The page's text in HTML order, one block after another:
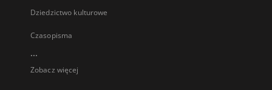
Dziedzictwo kulturowe
Czasopisma
...
Zobacz więcej